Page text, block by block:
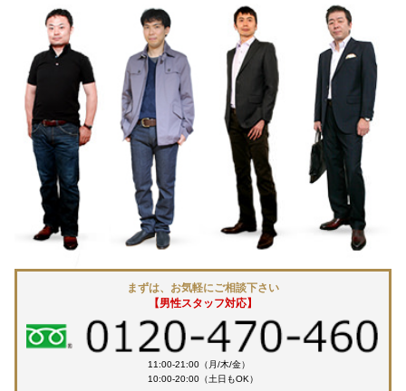
まずは、お気軽にご相談下さい
【男性スタッフ対応】
11:00-21:00（月/木/金）
10:00-20:00（土日もOK）